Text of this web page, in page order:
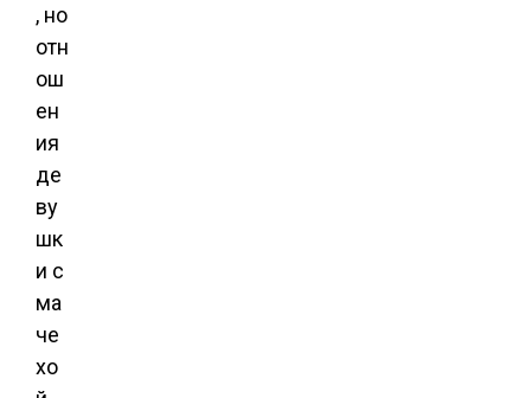
, но
отн
ош
ен
ия
де
ву
шк
и с
ма
че
хо